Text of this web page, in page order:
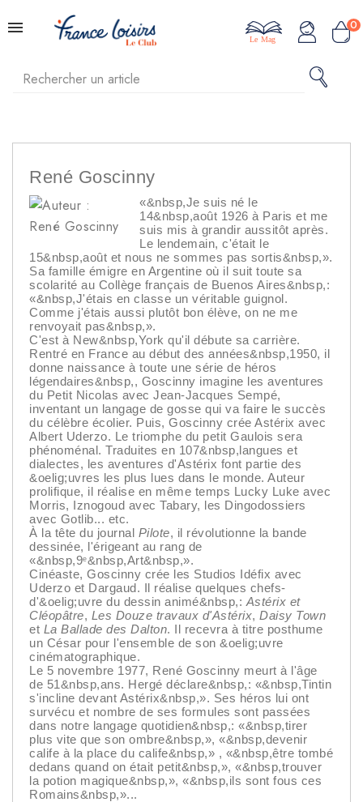
0
Le Mag
René Goscinny
«&nbsp,Je suis né le
14&nbsp,août 1926 à Paris et me
suis mis à grandir aussitôt après.
Le lendemain, c'était le
15&nbsp,août et nous ne sommes pas sortis&nbsp,».
Sa famille émigre en Argentine où il suit toute sa
scolarité au Collège français de Buenos Aires&nbsp,:
«&nbsp,J'étais en classe un véritable guignol.
Comme j'étais aussi plutôt bon élève, on ne me
renvoyait pas&nbsp,».
C'est à New&nbsp,York qu'il débute sa carrière.
Rentré en France au début des années&nbsp,1950, il
donne naissance à toute une série de héros
légendaires&nbsp,, Goscinny imagine les aventures
du Petit Nicolas avec Jean-Jacques Sempé,
inventant un langage de gosse qui va faire le succès
du célèbre écolier. Puis, Goscinny crée Astérix avec
Albert Uderzo. Le triomphe du petit Gaulois sera
phénoménal. Traduites en 107&nbsp,langues et
dialectes, les aventures d'Astérix font partie des
&oelig;uvres les plus lues dans le monde. Auteur
prolifique, il réalise en même temps Lucky Luke avec
Morris, Iznogoud avec Tabary, les Dingodossiers
avec Gotlib... etc.
À la tête du journal Pilote, il révolutionne la bande
dessinée, l'érigeant au rang de
«&nbsp,9e&nbsp,Art&nbsp,».
Cinéaste, Goscinny crée les Studios Idéfix avec
Uderzo et Dargaud. Il réalise quelques chefs-
d'&oelig;uvre du dessin animé&nbsp,: Astérix et
Cléopâtre, Les Douze travaux d'Astérix, Daisy Town
et La Ballade des Dalton. Il recevra à titre posthume
un César pour l'ensemble de son &oelig;uvre
cinématographique.
Le 5 novembre 1977, René Goscinny meurt à l'âge
de 51&nbsp,ans. Hergé déclare&nbsp,: «&nbsp,Tintin
s'incline devant Astérix&nbsp,». Ses héros lui ont
survécu et nombre de ses formules sont passées
dans notre langage quotidien&nbsp,: «&nbsp,tirer
plus vite que son ombre&nbsp,», «&nbsp,devenir
calife à la place du calife&nbsp,» , «&nbsp,être tombé
dedans quand on était petit&nbsp,», «&nbsp,trouver
la potion magique&nbsp,», «&nbsp,ils sont fous ces
Romains&nbsp,»...